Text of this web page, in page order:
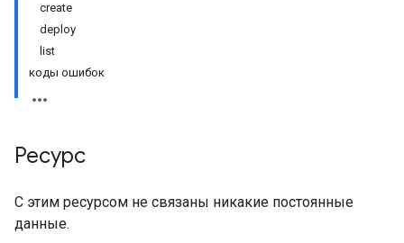
create
deploy
list
коды ошибок
Ресурс
С этим ресурсом не связаны никакие постоянные
данные.